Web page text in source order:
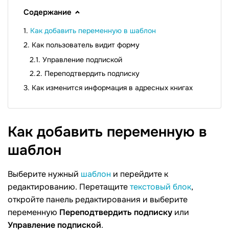
Содержание
Как добавить переменную в шаблон
Как пользователь видит форму
Управление подпиской
Переподтвердить подписку
Как изменится информация в адресных книгах
Как добавить переменную в
шаблон
Выберите нужный шаблон и перейдите к
редактированию. Перетащитетекстовый блок,
откройте панель редактирования и выберите
переменную Переподтвердить подписку или
Управление подпиской.